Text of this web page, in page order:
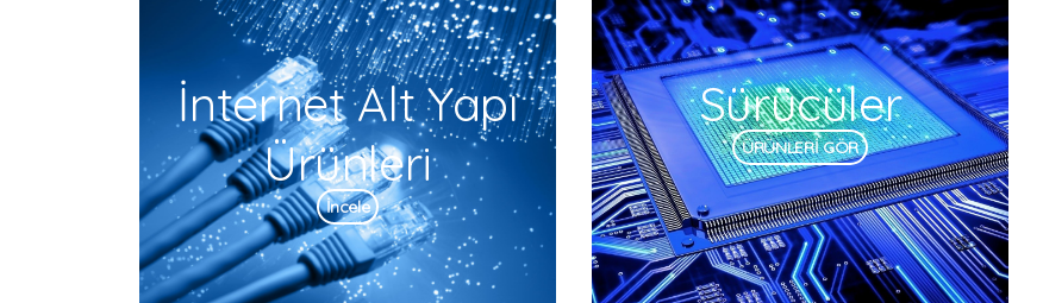
İnternet Alt Yapı
Ürünleri
İncele
Sürücüler
ÜRÜNLERİ GÖR